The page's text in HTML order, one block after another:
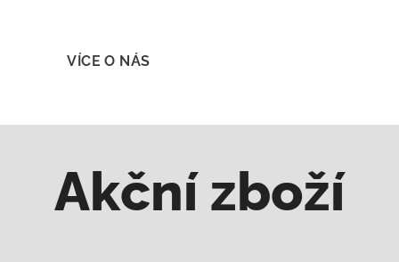
VÍCE O NÁS
Akční zboží